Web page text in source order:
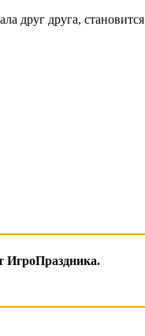
друг друга, становится